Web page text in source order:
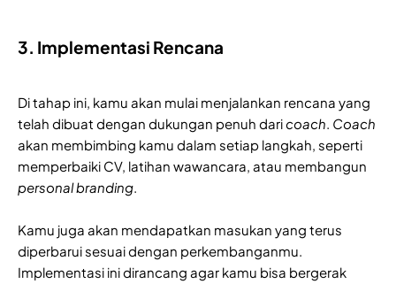
3. Implementasi Rencana
Di tahap ini, kamu akan mulai menjalankan rencana yang
telah dibuat dengan dukungan penuh daricoach. Coach
akan membimbing kamu dalam setiap langkah, seperti
memperbaiki CV, latihan wawancara, atau membangun
personal branding.
Kamu juga akan mendapatkan masukan yang terus
diperbarui sesuai dengan perkembanganmu.
Implementasi ini dirancang agar kamu bisa bergerak